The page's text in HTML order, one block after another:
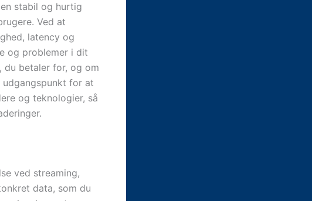
stabil og hurtig
Ved at
latency og
og problemer i dit
du betaler for, og om
for at
og teknologier, så
ved streaming,
data, som du